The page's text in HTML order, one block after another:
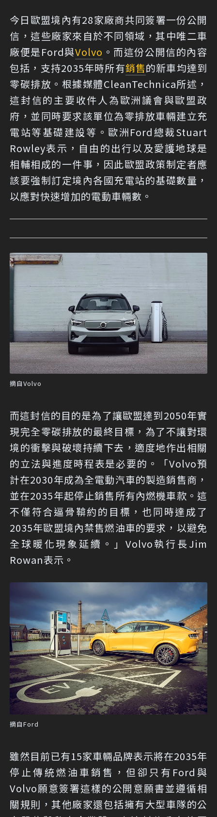
今日歐盟境內有28家廠商共同簽署一份公開
信，這些廠家來自於不同領域，其中唯二車
廠便是Ford與Volvo 。而這份公開信的內容
包括，支持2035年時所有銷售的新車均達到
零碳排放。根據媒體CleanTechnica所述，
這封信的主要收件人為歐洲議會與歐盟政
府，並同時要求該單位為零排放車輛建立充
電站等基礎建設等。歐洲Ford總裁Stuart
Rowley表示，自由的出行以及愛護地球是
相輔相成的一件事，因此歐盟政策制定者應
該要強制訂定境內各國充電站的基礎數量，
以應對快速增加的電動車輛數。
摘自Volvo
而這封信的目的是為了讓歐盟達到2050年實
現完全零碳排放的最終目標，為了不讓對環
境的衝擊與破壞持續下去，適度地作出相關
的立法與進度時程表是必要的。「Volvo預
計在2030年成為全電動汽車的製造銷售商，
並在2035年起停止銷售所有內燃機車款。這
不僅符合逼骨鞥約的目標，也同時達成了
2035年歐盟境內禁售燃油車的要求，以避免
全球暖化現象延續。」Volvo執行長Jim
Rowan表示。
摘自Ford
雖然目前已有15家車輛品牌表示將在2035年
停止傳統燃油車銷售，但卻只有Ford與
Volvo願意簽署這樣的公開意願書並遵循相
關規則，其他廠家還包括擁有大型車隊的公